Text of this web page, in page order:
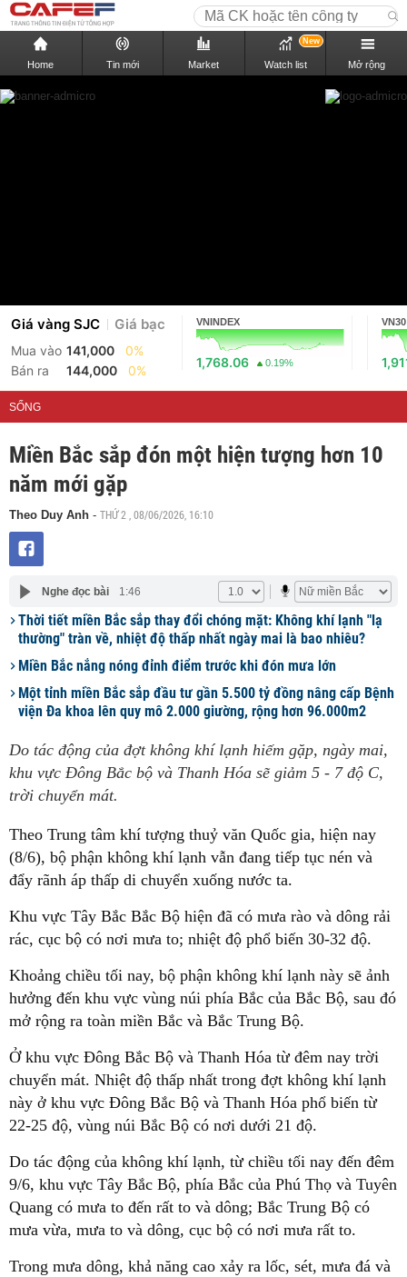
Home Tin mới Market Watch list
New
Mở rộng
Giá vàng SJC Giá bạc
Mua vào 141,000
0%
Bán ra
144,000 0%
VNINDEX
1,768.06 0.19%
VN30
SỐNG
Miền Bắc sắp đón một hiện tượng hơn 10
năm mới gặp
Theo Duy Anh - THỨ 2 , 08/06/2026, 16:10
Nghe đọc bài 1:46
Thời tiết miền Bắc sắp thay đổi chóng mặt: Không khí lạnh "lạ
thường" tràn về, nhiệt độ thấp nhất ngày mai là bao nhiêu?
Miền Bắc nắng nóng đỉnh điểm trước khi đón mưa lớn
Một tỉnh miền Bắc sắp đầu tư gần 5.500 tỷ đồng nâng cấp Bệnh
viện Đa khoa lên quy mô 2.000 giường, rộng hơn 96.000m2
Do tác động của đợt không khí lạnh hiếm gặp, ngày mai,
khu vực Đông Bắc bộ và Thanh Hóa sẽ giảm 5 - 7 độ C,
trời chuyển mát.
Theo Trung tâm khí tượng thuỷ văn Quốc gia, hiện nay
(8/6), bộ phận không khí lạnh vẫn đang tiếp tục nén và
đẩy rãnh áp thấp di chuyển xuống nước ta.
Khu vực Tây Bắc Bắc Bộ hiện đã có mưa rào và dông rải
rác, cục bộ có nơi mưa to; nhiệt độ phổ biến 30-32 độ.
Khoảng chiều tối nay, bộ phận không khí lạnh này sẽ ảnh
hưởng đến khu vực vùng núi phía Bắc của Bắc Bộ, sau đó
mở rộng ra toàn miền Bắc và Bắc Trung Bộ.
Ở khu vực Đông Bắc Bộ và Thanh Hóa từ đêm nay trời
chuyển mát. Nhiệt độ thấp nhất trong đợt không khí lạnh
này ở khu vực Đông Bắc Bộ và Thanh Hóa phổ biến từ
22-25 độ, vùng núi Bắc Bộ có nơi dưới 21 độ.
Do tác động của không khí lạnh, từ chiều tối nay đến đêm
9/6, khu vực Tây Bắc Bộ, phía Bắc của Phú Thọ và Tuyên
Quang có mưa to đến rất to và dông; Bắc Trung Bộ có
mưa vừa, mưa to và dông, cục bộ có nơi mưa rất to.
Trong mưa dông, khả năng cao xảy ra lốc, sét, mưa đá và